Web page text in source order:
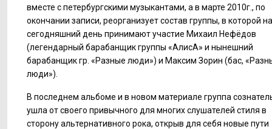
вместе с петербургскими музыкантами, а в марте 2010г., по
окончании записи, реорганизует состав группы, в которой на
сегодняшний день принимают участие Михаил Нефёдов
(легендарный барабанщик группы «АлисА» и нынешний
барабанщик гр. «Разные люди») и Максим Зорин (бас,
люди»).
В последнем альбоме и в новом материале группа
ушла от своего привычного для многих слушателей стиля в
сторону альтернативного рока, открыв для себя новые пути